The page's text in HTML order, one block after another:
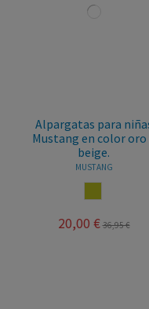
Alpargatas para
Mustang en color oro
beige.
MUSTANG
20,00 € 36,95 €